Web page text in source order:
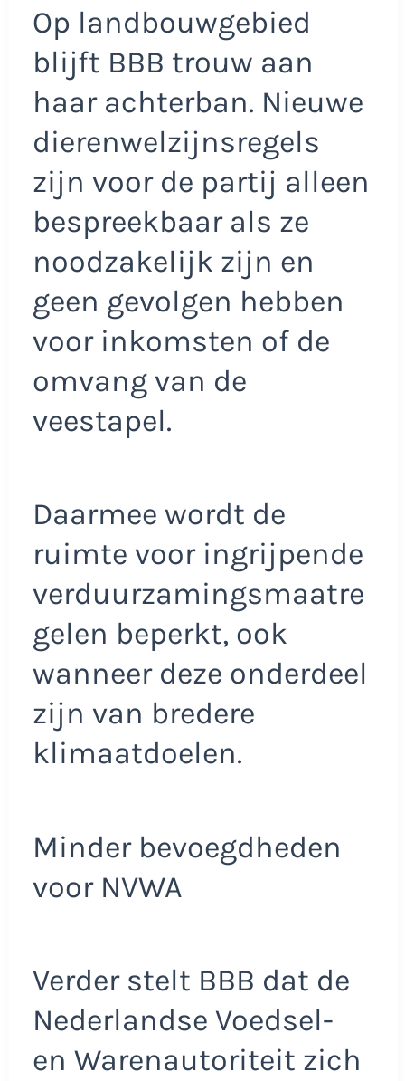
Op landbouwgebied
blijft BBB trouw aan
haar achterban. Nieuwe
dierenwelzijnsregels
zijn voor de partij alleen
bespreekbaar als ze
noodzakelijk zijn en
geen gevolgen hebben
voor inkomsten of de
omvang van de
veestapel.
Daarmee wordt de
ruimte voor ingrijpende
verduurzamingsmaatre
gelen beperkt, ook
wanneer deze onderdeel
zijn van bredere
klimaatdoelen.
Minder bevoegdheden
voor NVWA
Verder stelt BBB dat de
Nederlandse Voedsel-
en Warenautoriteit zich